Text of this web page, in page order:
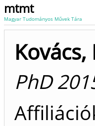
mtmt
Magyar Tudományos Művek Tára
PhD